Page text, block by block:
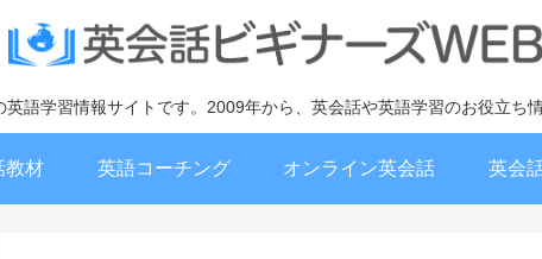
語学習情報サイトです。2009年から、英会話や英語学習のお役立ち
教材 英語コーチング オンライン英会話 英会